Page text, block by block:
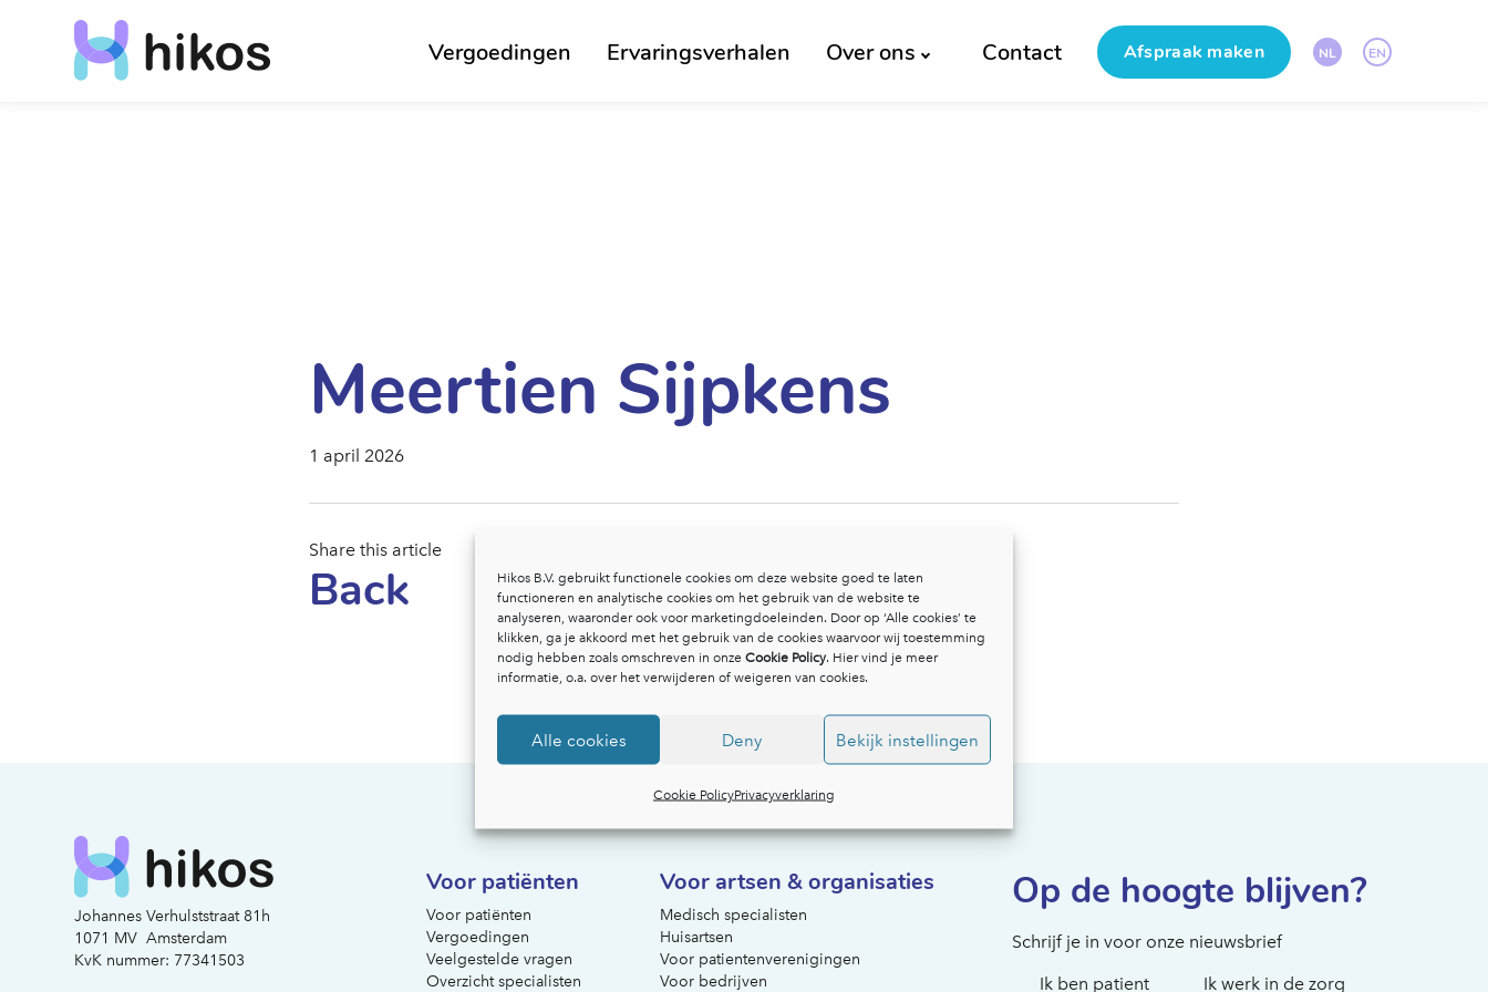
Hikos B.V. gebruikt functionele cookies om deze website goed te laten
functioneren en analytische cookies om het gebruik van de website te
analyseren, waaronder ook voor marketingdoeleinden. Door op ‘Alle cookies’ te
klikken, ga je akkoord met het gebruik van de cookies waarvoor wij toestemming
nodig hebben zoals omschreven in onze Cookie Policy. Hier vind je meer
informatie, o.a. over het verwijderen of weigeren van cookies.
Alle cookies Deny Bekijk instellingen
Cookie PolicyPrivacyverklaring
Vergoedingen Ervaringsverhalen Over ons Contact Afspraak maken NL EN
Meertien Sijpkens
1 april 2026
Share this article
Back
Johannes Verhulststraat 81h
1071 MV Amsterdam
KvK nummer: 77341503
Voor patiënten
Voor patiënten
Vergoedingen
Veelgestelde vragen
Overzicht specialisten
Voor artsen & organisaties
Medisch specialisten
Huisartsen
Voor patientenverenigingen
Voor bedrijven
Op de hoogte blijven?
Schrijf je in voor onze nieuwsbrief
Ik ben patient
Ik werk in de zorg